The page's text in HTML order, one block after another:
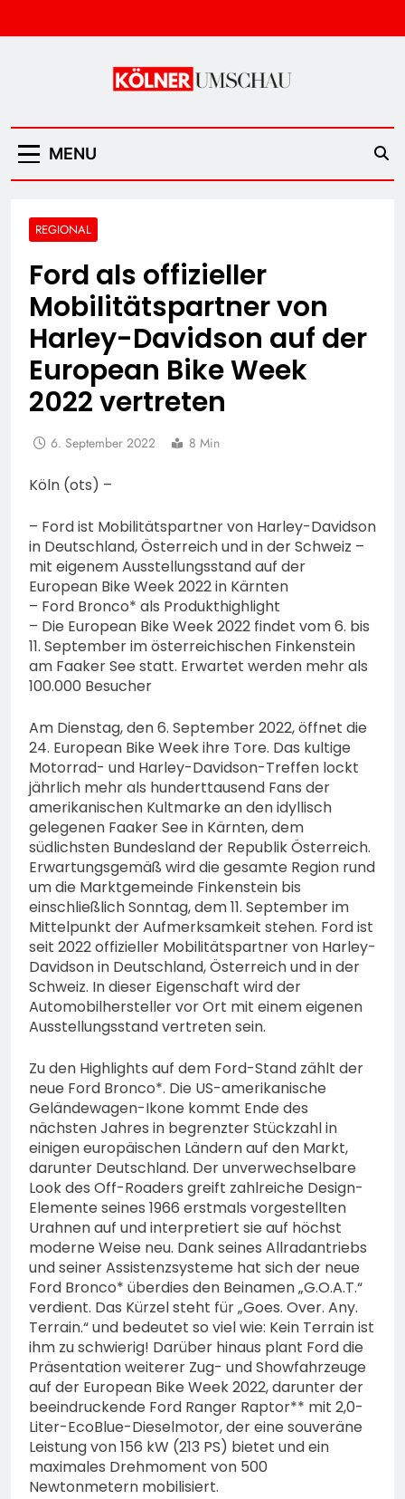
to
Kölner Umschau
MENU
REGIONAL
Ford als offizieller
Mobilitätspartner von
Harley-Davidson auf der
European Bike Week
2022 vertreten
6. September 2022 8 Min
Köln (ots) –
– Ford ist Mobilitätspartner von Harley-Davidson
in Deutschland, Österreich und in der Schweiz –
mit eigenem Ausstellungsstand auf der
European Bike Week 2022 in Kärnten
– Ford Bronco* als Produkthighlight
– Die European Bike Week 2022 findet vom 6. bis
11. September im österreichischen Finkenstein
am Faaker See statt. Erwartet werden mehr als
100.000 Besucher
Am Dienstag, den 6. September 2022, öffnet die
24. European Bike Week ihre Tore. Das kultige
Motorrad- und Harley-Davidson-Treffen lockt
jährlich mehr als hunderttausend Fans der
amerikanischen Kultmarke an den idyllisch
gelegenen Faaker See in Kärnten, dem
südlichsten Bundesland der Republik Österreich.
Erwartungsgemäß wird die gesamte Region rund
um die Marktgemeinde Finkenstein bis
einschließlich Sonntag, dem 11. September im
Mittelpunkt der Aufmerksamkeit stehen. Ford ist
seit 2022 offizieller Mobilitätspartner von Harley-
Davidson in Deutschland, Österreich und in der
Schweiz. In dieser Eigenschaft wird der
Automobilhersteller vor Ort mit einem eigenen
Ausstellungsstand vertreten sein.
Zu den Highlights auf dem Ford-Stand zählt der
neue Ford Bronco*. Die US-amerikanische
Geländewagen-Ikone kommt Ende des
nächsten Jahres in begrenzter Stückzahl in
einigen europäischen Ländern auf den Markt,
darunter Deutschland. Der unverwechselbare
Look des Off-Roaders greift zahlreiche Design-
Elemente seines 1966 erstmals vorgestellten
Urahnen auf und interpretiert sie auf höchst
moderne Weise neu. Dank seines Allradantriebs
und seiner Assistenzsysteme hat sich der neue
Ford Bronco* überdies den Beinamen „G.O.A.T.“
verdient. Das Kürzel steht für „Goes. Over. Any.
Terrain.“ und bedeutet so viel wie: Kein Terrain ist
ihm zu schwierig! Darüber hinaus plant Ford die
Präsentation weiterer Zug- und Showfahrzeuge
auf der European Bike Week 2022, darunter der
beeindruckende Ford Ranger Raptor** mit 2,0-
Liter-EcoBlue-Dieselmotor, der eine souveräne
Leistung von 156 kW (213 PS) bietet und ein
maximales Drehmoment von 500
Newtonmetern mobilisiert.